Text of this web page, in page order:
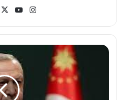
Facebook
X YouTube